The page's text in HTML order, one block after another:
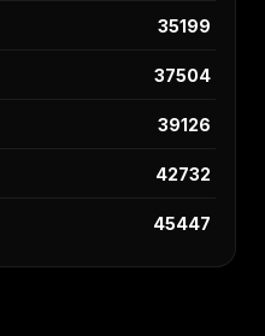
35199
37504
39126
42732
45447